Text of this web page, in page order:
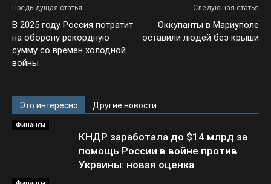
Предыдущая статья
В 2025 году Россия потратит
на оборону рекордную
сумму со времен холодной
войны
Следующая статья
Оккупанты в Мариуполе
оставили людей без крыши
Это интересно Другие новости
Финансы
КНДР заработала до $14 млрд за
помощь России в войне против
Украины: новая оценка